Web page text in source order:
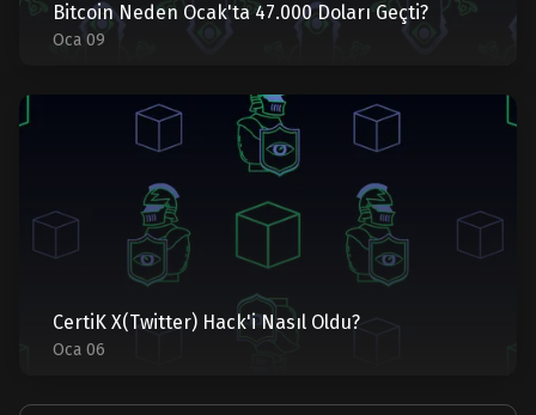
Bitcoin Neden Ocak'ta 47.000 Doları Geçti?
Oca 09
CertiK X(Twitter) Hack'i Nasıl Oldu?
Oca 06